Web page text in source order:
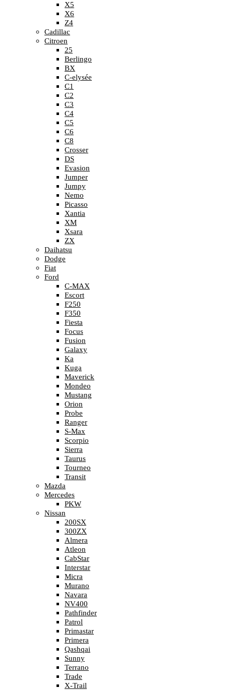
X5
X6
Z4
Cadillac
Citroen
25
Berlingo
BX
C-elysée
C1
C2
C3
C4
C5
C6
C8
Crosser
DS
Evasion
Jumper
Jumpy
Nemo
Picasso
Xantia
XM
Xsara
ZX
Daihatsu
Dodge
Fiat
Ford
C-MAX
Escort
F250
F350
Fiesta
Focus
Fusion
Galaxy
Ka
Kuga
Maverick
Mondeo
Mustang
Orion
Probe
Ranger
S-Max
Scorpio
Sierra
Taurus
Tourneo
Transit
Mazda
Mercedes
PKW
Nissan
200SX
300ZX
Almera
Atleon
CabStar
Interstar
Micra
Murano
Navara
NV400
Pathfinder
Patrol
Primastar
Primera
Qashqai
Sunny
Terrano
Trade
X-Trail